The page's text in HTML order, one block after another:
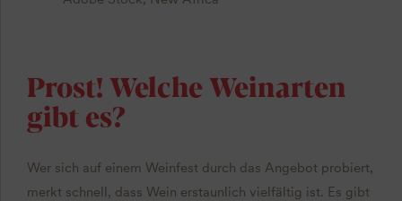
Prost! Welche Weinarten
gibt es?
Wer sich auf einem Weinfest durch das Angebot probiert,
merkt schnell, dass Wein erstaunlich vielfältig ist. Es gibt